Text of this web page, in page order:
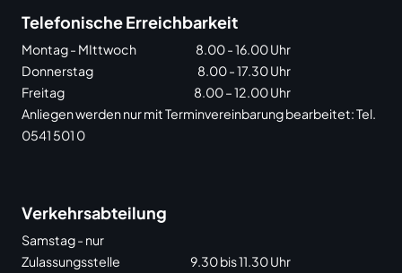
Telefonische Erreichbarkeit
Montag - MIttwoch
8.00 - 16.00 Uhr
Donnerstag
8.00 - 17.30 Uhr
Freitag
8.00 – 12.00 Uhr
Anliegen werden nur mit Terminvereinbarung bearbeitet: Tel.
0541 501 0
Verkehrsabteilung
Samstag - nur
Zulassungsstelle
9.30 bis 11.30 Uhr